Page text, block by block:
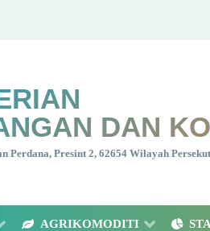
DAN
Perdana, Presint 2, 62654 Wilayah
AGRIKOMODITI